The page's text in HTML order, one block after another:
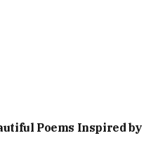
Poems Inspired by